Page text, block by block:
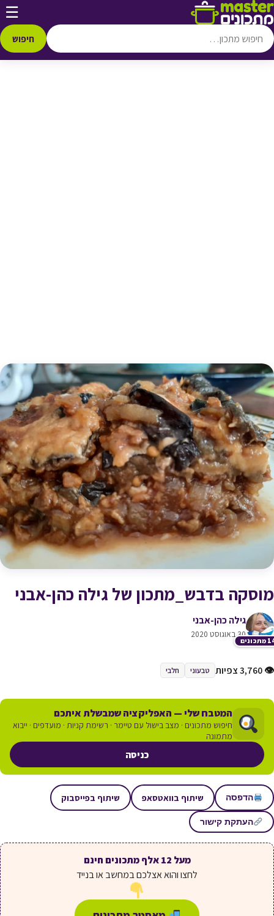
דלג לתוכן ☰
חיפוש
מוסקה בדבש_מתכון של גילה כהן-אבני
גילה כהן-אבני
30 באוגוסט 2020
♥ הוספה
👁 3,760 צפיות טבעוני חלבי
המטבח שלי — האפליקציה שמבשלת איתכם
חיפוש מתכונים · מצב בישול עם טיימר · רשימת קניות · מועדפים · ייבוא
מתמונה
כניסה
הדפסה שיתוף בוואטסאפ שיתוף בפייסבוק
העתקת קישור
מעל 12 אלף מתכונים חינם
לחצו והוא אצלכם במחשב או בנייד